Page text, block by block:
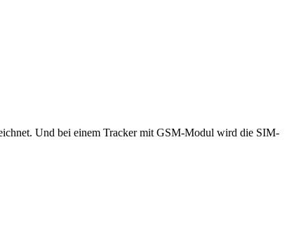
Und bei einem Tracker mit GSM-Modul wird die SIM-